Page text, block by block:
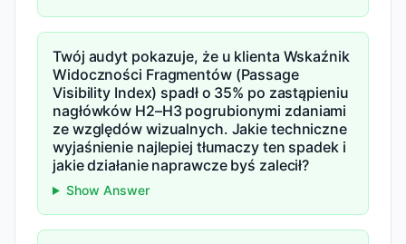
Twój audyt pokazuje, że u klienta Wskaźnik
Widoczności Fragmentów (Passage
Visibility Index) spadł o 35% po zastąpieniu
nagłówków H2–H3 pogrubionymi zdaniami
ze względów wizualnych. Jakie techniczne
wyjaśnienie najlepiej tłumaczy ten spadek i
jakie działanie naprawcze byś zalecił?
Show Answer